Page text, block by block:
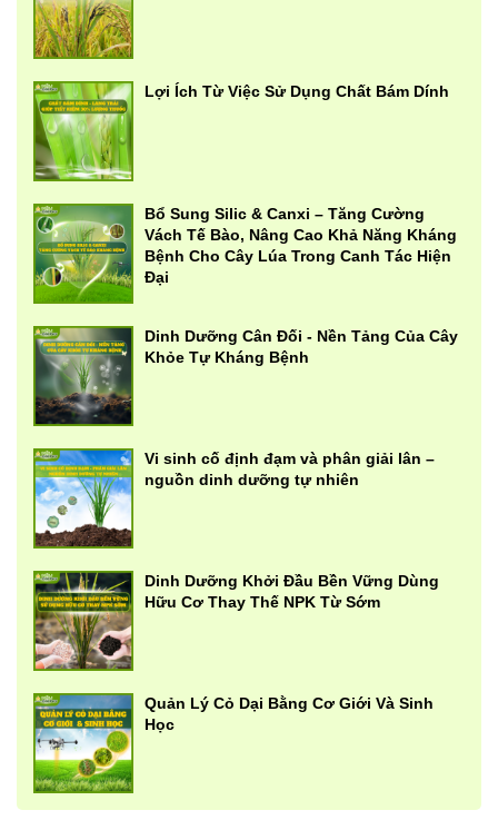
Lợi Ích Từ Việc Sử Dụng Chất Bám Dính
Bổ Sung Silic & Canxi – Tăng Cường
Vách Tế Bào, Nâng Cao Khả Năng Kháng
Bệnh Cho Cây Lúa Trong Canh Tác Hiện
Đại
Dinh Dưỡng Cân Đối - Nền Tảng Của Cây
Khỏe Tự Kháng Bệnh
Vi sinh cố định đạm và phân giải lân –
nguồn dinh dưỡng tự nhiên
Dinh Dưỡng Khởi Đầu Bền Vững Dùng
Hữu Cơ Thay Thế NPK Từ Sớm
Quản Lý Cỏ Dại Bằng Cơ Giới Và Sinh
Học